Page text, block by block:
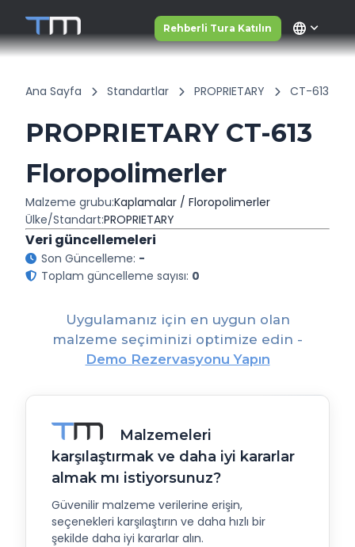
Rehberli Tura Katılın language
Ana Sayfa Standartlar PROPRIETARY CT-613
PROPRIETARY CT-613
Floropolimerler
Malzeme grubu:Kaplamalar / Floropolimerler
Ülke/Standart:PROPRIETARY
Veri güncellemeleri
Son Güncelleme: -
Toplam güncelleme sayısı: 0
Uygulamanız için en uygun olan
malzeme seçiminizi optimize edin -
Demo Rezervasyonu Yapın
Malzemeleri
karşılaştırmak ve daha iyi kararlar
almak mı istiyorsunuz?
Güvenilir malzeme verilerine erişin,
seçenekleri karşılaştırın ve daha hızlı bir
şekilde daha iyi kararlar alın.